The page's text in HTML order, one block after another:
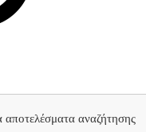
αποτελέσματα αναζήτησης